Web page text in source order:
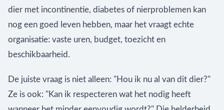
dier met incontinentie, diabetes of nierproblemen kan
nog een goed leven hebben, maar het vraagt echte
organisatie: vaste uren, budget, toezicht en
beschikbaarheid.
De juiste vraag is niet alleen: "Hou ik nu al van dit dier?"
Ze is ook: "Kan ik respecteren wat het nodig heeft